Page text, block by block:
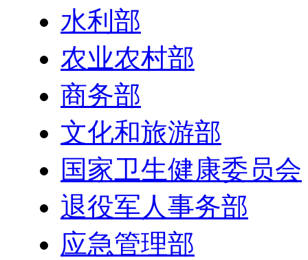
水利部
农业农村部
商务部
文化和旅游部
国家卫生健康委员会
退役军人事务部
应急管理部